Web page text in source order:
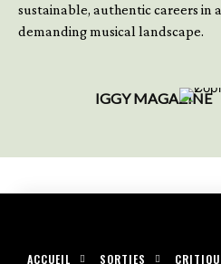
sustainable, authentic careers in
demanding musical landscape.
IGGY MAGAZINE
ACCUEIL SORTIES